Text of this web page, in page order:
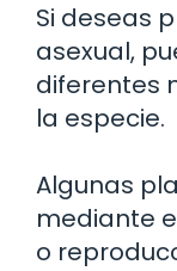
Si deseas
asexual,
diferentes
la especie.
Algunas
mediante
o